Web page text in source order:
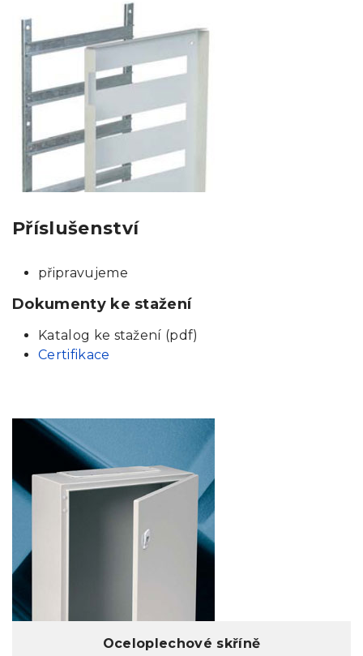
Příslušenství
připravujeme
Dokumenty ke stažení
Katalog ke stažení (pdf)
Certifikace
Oceloplechové skříně